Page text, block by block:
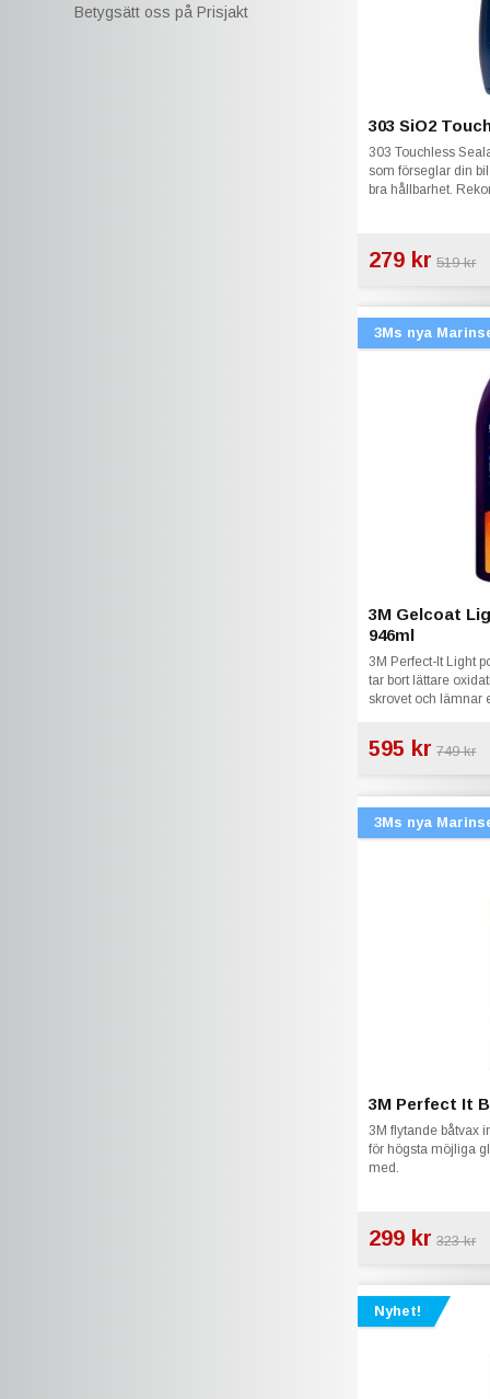
Betygsätt oss på Prisjakt
303 SiO2
303 Touchless
som förseglar din
bra hållbarhet.
279 kr 519 kr
3Ms nya
3M Gelcoat
946ml
3M Perfect-It Light
tar bort lättare
skrovet och lämnar
595 kr 749 kr
3Ms nya
3M Perfect It
3M flytande båtvax
för högsta möjliga
med.
299 kr 323 kr
Nyhet!